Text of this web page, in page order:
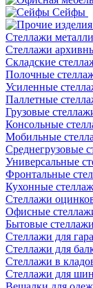
Сейфы
Стеллажи
Cтеллажи
Складские
Полочные
Усиленные
Паллетные
Грузовые
Консольные
Мобильные
Среднегрузовые
Универсальные
Фронтальные
Кухонные
Стеллажи
Офисные
Бытовые
Стеллажи для
Стеллажи для
Стеллажи в
Стеллажи для